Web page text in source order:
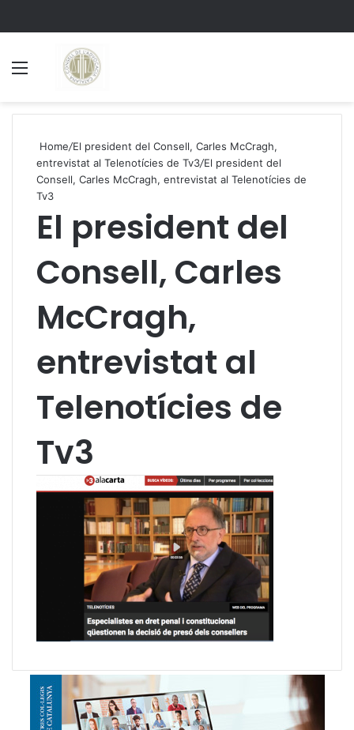
Home/El president del Consell, Carles McCragh,
entrevistat al Telenotícies de Tv3/El president del
Consell, Carles McCragh, entrevistat al Telenotícies de
Tv3
El president del
Consell, Carles
McCragh,
entrevistat al
Telenotícies de
Tv3